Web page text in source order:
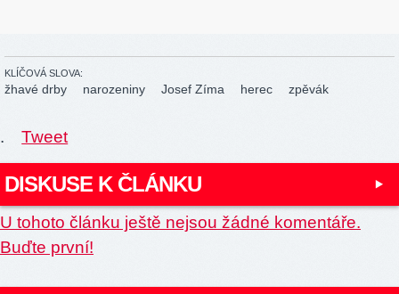
KLÍČOVÁ SLOVA:
žhavé drby narozeniny Josef Zíma herec zpěvák
. Tweet
DISKUSE K ČLÁNKU
U tohoto článku ještě nejsou žádné komentáře.
Buďte první!